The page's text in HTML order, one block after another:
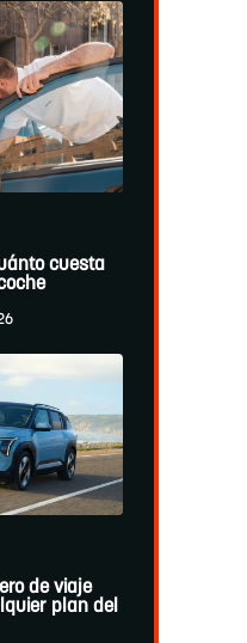
cuesta
de viaje
plan del